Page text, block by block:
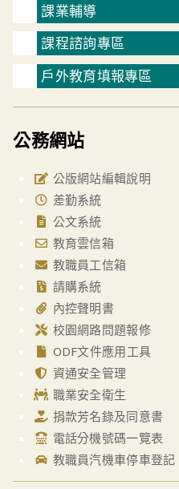
課業輔導
課程諮詢專區
戶外教育填報專區
公務網站
公版網站編輯說明
差勤系統
公文系統
教育雲信箱
教職員工信箱
請購系統
內控聲明書
校園網路問題報修
ODF文件應用工具
資通安全管理
職業安全衛生
捐款芳名錄及同意書
電話分機號碼一覽表
教職員汽機車停車登記